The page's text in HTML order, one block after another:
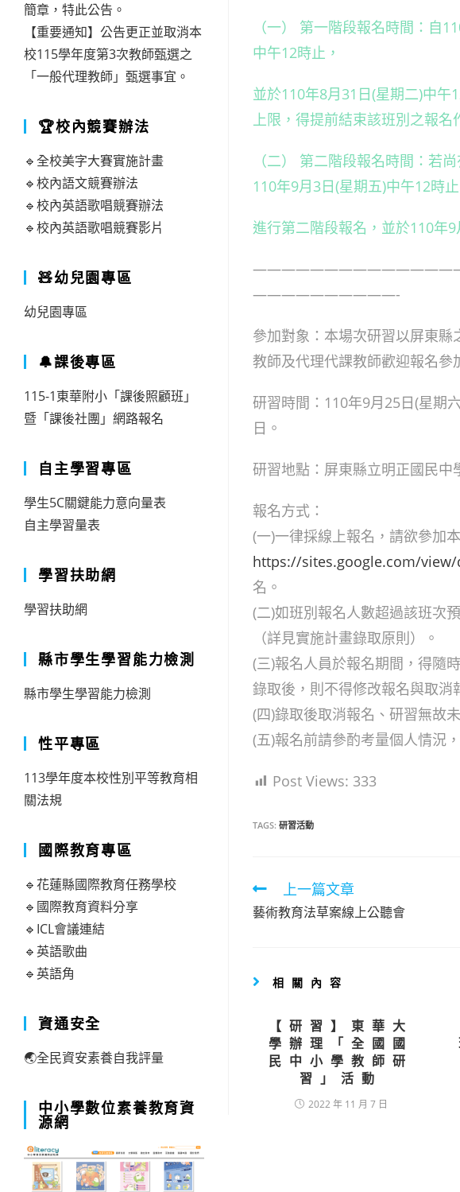
（一） 第一階段報名時間：自
中午12時止，
並於110年8月31日(星期二)中
上限，得提前結束該班別之報名
（二） 第二階段報名時間：若
110年9月3日(星期五)中午12時止
進行第二階段報名，並於110年
——————————-
參加對象：本場次研習以屏東
教師及代理代課教師歡迎報名參
研習時間：110年9月25日(星期
日。
研習地點：屏東縣立明正國民中
報名方式：
(一)一律採線上報名，請欲參加
https://sites.google.com/
名。
(二)如班別報名人數超過該班次
（詳見實施計畫錄取原則）。
(三)報名人員於報名期間，得隨
錄取後，則不得修改報名與取消
(四)錄取後取消報名、研習無故
(五)報名前請參酌考量個人情況
Post Views: 333
TAGS: 研習活動
Read
more
上一篇文章
藝術教育法草案線上公聽會
相關內容
【研習】東華大
學辦理「全國國
民中小學教師研
習」活動
2022 年 11 月 7 日
簡章，特此公告。
【重要通知】公告更正並取消本
校115學年度第3次教師甄選之
「一般代理教師」甄選事宜。
🏆校內競賽辦法
🔹全校美字大賽實施計畫
🔹校內語文競賽辦法
🔹校內英語歌唱競賽辦法
🔹校內英語歌唱競賽影片
🧸幼兒園專區
幼兒園專區
🔔課後專區
115-1東華附小「課後照顧班」
暨「課後社團」網路報名
自主學習專區
學生5C關鍵能力意向量表
自主學習量表
學習扶助網
學習扶助網
縣市學生學習能力檢測
縣市學生學習能力檢測
性平專區
113學年度本校性別平等教育相
關法規
國際教育專區
🔹花蓮縣國際教育任務學校
🔹國際教育資料分享
🔹ICL會議連結
🔹英語歌曲
🔹英語角
資通安全
🌏全民資安素養自我評量
中小學數位素養教育資
源網